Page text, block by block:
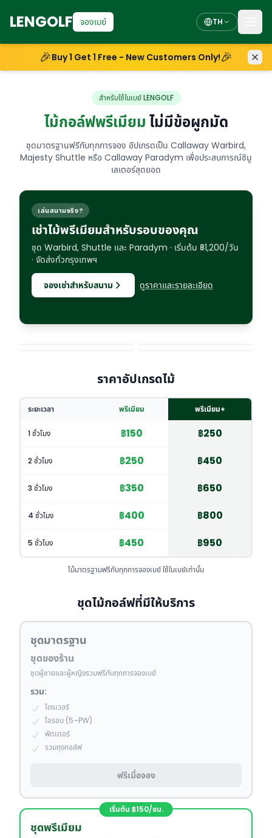
LENGOLF จองเบย์ TH
🎉Buy 1 Get 1 Free - New Customers Only!🎉
สำหรับใช้ในเบย์ LENGOLF
ไม้กอล์ฟพรีเมียม ไม่มีข้อผูกมัด
ชุดมาตรฐานฟรีกับทุกการจอง อัปเกรดเป็น Callaway Warbird,
Majesty Shuttle หรือ Callaway Paradym เพื่อประสบการณ์ซิมู
เลเตอร์สุดยอด
เล่นสนามจริง?
เช่าไม้พรีเมียมสำหรับรอบของคุณ
ชุด Warbird, Shuttle และ Paradym · เริ่มต้น ฿1,200/วัน
· จัดส่งทั่วกรุงเทพฯ
จองเช่าสำหรับสนาม ดูราคาและรายละเอียด
ราคาอัปเกรดไม้
ระยะเวลา พรีเมียม พรีเมียม+
1 ชั่วโมง ฿150 ฿250
2 ชั่วโมง ฿250 ฿450
3 ชั่วโมง ฿350 ฿650
4 ชั่วโมง ฿400 ฿800
5 ชั่วโมง ฿450 ฿950
ไม้มาตรฐานฟรีกับทุกการจองเบย์ ใช้ในเบย์เท่านั้น
ชุดไม้กอล์ฟที่มีให้บริการ
ชุดมาตรฐาน
ชุดของร้าน
ชุดผู้ชายและผู้หญิงรวมฟรีกับทุกการจองเบย์
รวม:
ไดรเวอร์
ไอรอน (5–PW)
พัตเตอร์
รวมถุงกอล์ฟ
ฟรีเมื่อจอง
เริ่มต้น ฿150/ชม.
ชุดพรีเมียม